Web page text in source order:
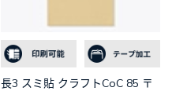
長3 スミ貼 クラフトCoC 85 〒